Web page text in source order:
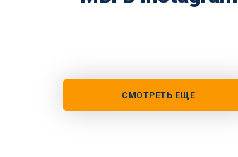
СМОТРЕТЬ ЕЩЕ